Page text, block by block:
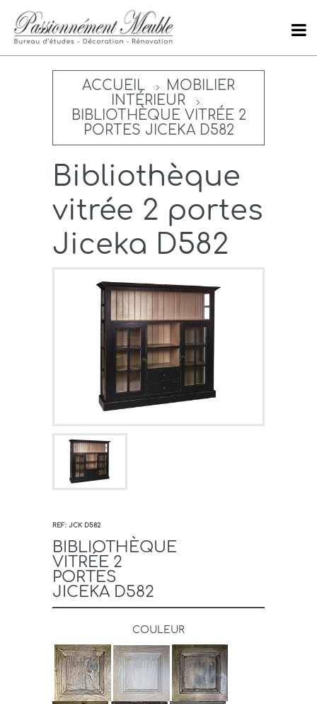
ACCUEIL
MOBILIER
INTÉRIEUR
BIBLIOTHÈQUE VITRÉE 2
PORTES JICEKA D582
Bibliothèque
vitrée 2 portes
Jiceka D582
REF: JCK D582
BIBLIOTHÈQUE
VITRÉE 2
PORTES
JICEKA D582
COULEUR